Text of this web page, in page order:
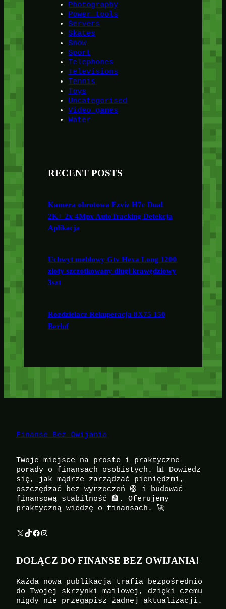
Photography
Power tools
Servers
Skates
Snow
Sport
Telephones
Televisions
Tennis
Toys
Uncategorised
Video games
Water
RECENT POSTS
Kamera obrotowa Ezviz H7c Dual
2K+ 2x 4Mpx AutoTracking Detekcja
Aplikacja
Uchwyt meblowy Gtv Hexa Long 1200
złoty szczotkowany długi krawędziowy
3szt
Rozdzielacz Rekuperacja 8X75 150
Berluf
Finanse Bez Owijania
Twoje miejsce na proste i praktyczne
porady o finansach osobistych. 📊 Dowiedz
się, jak mądrze zarządzać pieniędzmi,
oszczędzać bez wyrzeczeń 🛟 i budować
finansową stabilność 🏦. Oferujemy
praktyczną wiedzę o finansach. 🚀
X TikTok Facebook Instagram
DOŁĄCZ DO FINANSE BEZ OWIJANIA!
Każda nowa publikacja trafia bezpośrednio
do Twojej skrzynki mailowej, dzięki czemu
nigdy nie przegapisz żadnej aktualizacji.